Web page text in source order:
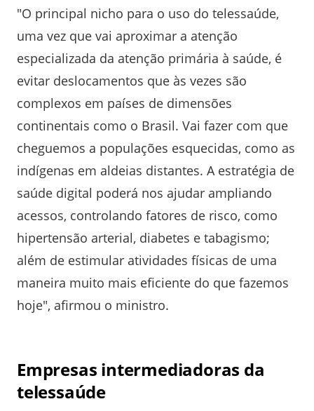
"O principal nicho para o uso do telessaúde,
uma vez que vai aproximar a atenção
especializada da atenção primária à saúde, é
evitar deslocamentos que às vezes são
complexos em países de dimensões
continentais como o Brasil. Vai fazer com que
cheguemos a populações esquecidas, como as
indígenas em aldeias distantes. A estratégia de
saúde digital poderá nos ajudar ampliando
acessos, controlando fatores de risco, como
hipertensão arterial, diabetes e tabagismo;
além de estimular atividades físicas de uma
maneira muito mais eficiente do que fazemos
hoje", afirmou o ministro.
Empresas intermediadoras da
telessaúde